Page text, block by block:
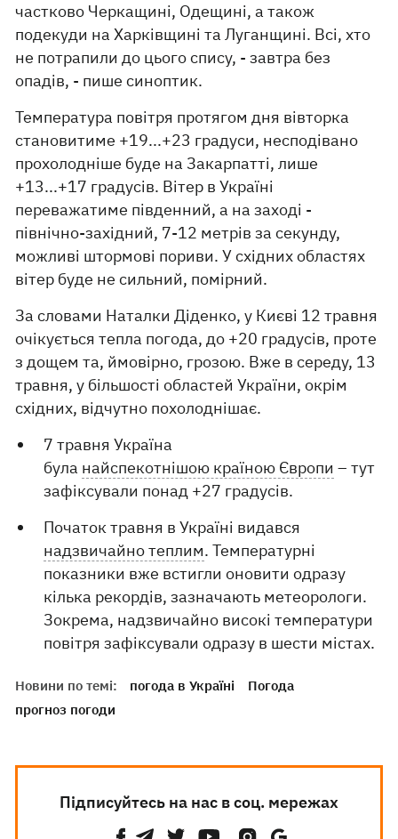
частково Черкащині, Одещині, а також
подекуди на Харківщині та Луганщині. Всі, хто
не потрапили до цього спису, - завтра без
опадів, - пише синоптик.
Температура повітря протягом дня вівторка
становитиме +19...+23 градуси, несподівано
прохолодніше буде на Закарпатті, лише
+13...+17 градусів. Вітер в Україні
переважатиме південний, а на заході -
північно-західний, 7-12 метрів за секунду,
можливі штормові пориви. У східних областях
вітер буде не сильний, помірний.
За словами Наталки Діденко, у Києві 12 травня
очікується тепла погода, до +20 градусів, проте
з дощем та, ймовірно, грозою. Вже в середу, 13
травня, у більшості областей України, окрім
східних, відчутно похолоднішає.
7 травня Україна
була найспекотнішою країною Європи – тут
зафіксували понад +27 градусів.
Початок травня в Україні видався
надзвичайно теплим. Температурні
показники вже встигли оновити одразу
кілька рекордів, зазначають метеорологи.
Зокрема, надзвичайно високі температури
повітря зафіксували одразу в шести містах.
Новини по темі: погода в Україні
Погода
прогноз погоди
Підписуйтесь на нас в соц. мережах